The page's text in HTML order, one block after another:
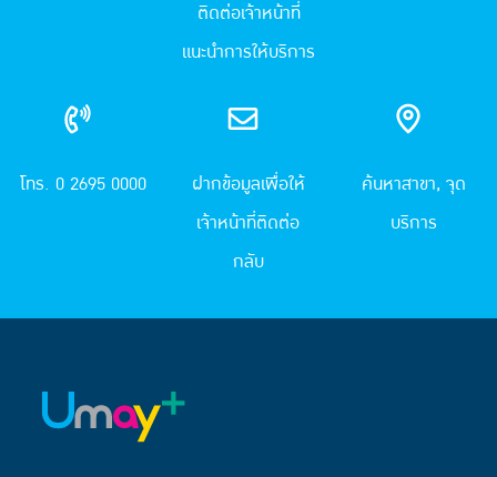
ติดต่อเจ้าหน้าที่
แนะนำการให้บริการ
โทร. 0 2695 0000
ฝากข้อมูลเพื่อให้
เจ้าหน้าที่ติดต่อ
กลับ
ค้นหาสาขา, จุด
บริการ